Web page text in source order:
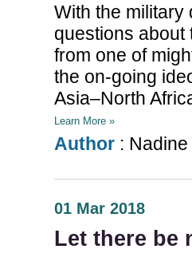
With the military
questions about
from one of
the on-going
Asia–North
Learn More »
Author :
01 Mar 2018
Let there be